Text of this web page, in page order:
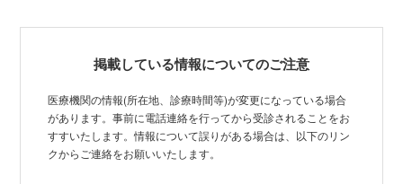
掲載している情報についてのご注意
医療機関の情報(所在地、診療時間等)が変更になっている場合
があります。事前に電話連絡を行ってから受診されることをお
すすいたします。情報について誤りがある場合は、以下のリン
クからご連絡をお願いいたします。